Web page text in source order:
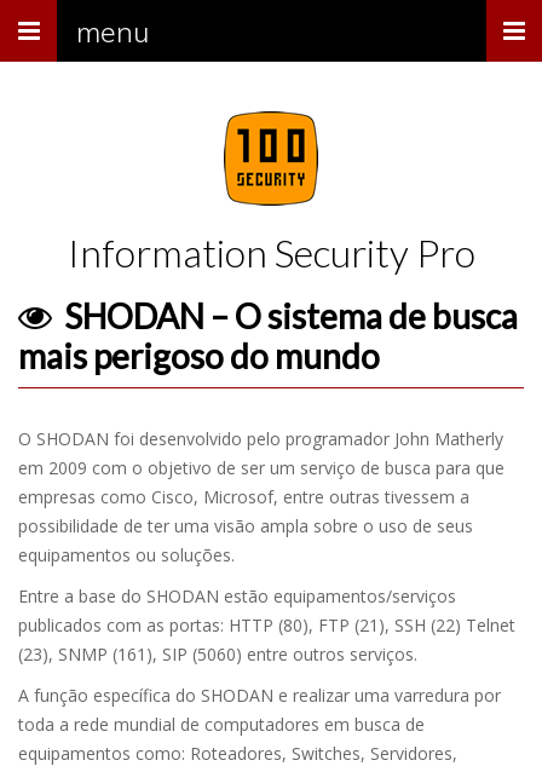
Menu menu
Information Security Pro
SHODAN – O sistema de busca
mais perigoso do mundo
O SHODAN foi desenvolvido pelo programador John Matherly
em 2009 com o objetivo de ser um serviço de busca para que
empresas como Cisco, Microsof, entre outras tivessem a
possibilidade de ter uma visão ampla sobre o uso de seus
equipamentos ou soluções.
Entre a base do SHODAN estão equipamentos/serviços
publicados com as portas: HTTP (80), FTP (21), SSH (22) Telnet
(23), SNMP (161), SIP (5060) entre outros serviços.
A função específica do SHODAN e realizar uma varredura por
toda a rede mundial de computadores em busca de
equipamentos como: Roteadores, Switches, Servidores,